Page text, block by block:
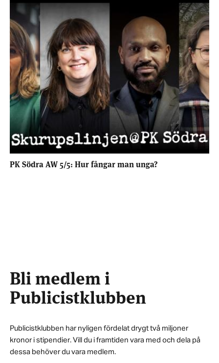
PK Södra AW 5/5: Hur fångar man unga?
Bli medlem i
Publicistklubben
Publicistklubben har nyligen fördelat drygt två miljoner
kronor i stipendier. Vill du i framtiden vara med och dela på
dessa behöver du vara medlem.